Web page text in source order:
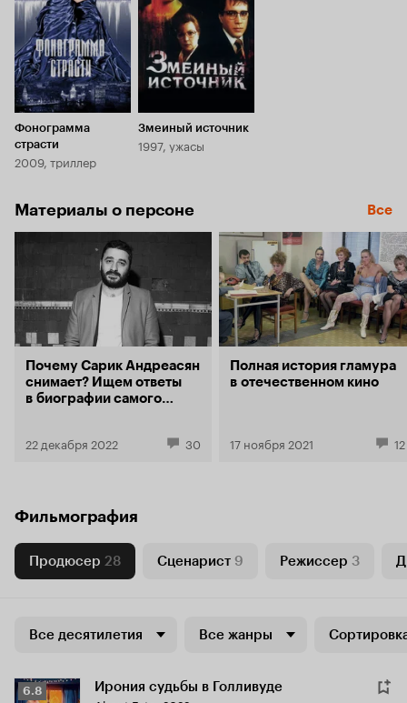
Фонограмма
страсти
2009, триллер
Змеиный источник
1997, ужасы
Материалы о персоне Все
Почему Сарик Андреасян
снимает? Ищем ответы
в биографии самого
22 декабря 2022 30
Полная история гламура
в отечественном кино
17 ноября 2021 12
Фильмография
Продюсер 28 Сценарист 9 Режиссер 3
Все десятилетия Все жанры
Рейтинг
6.8 Ирония судьбы в Голливуде